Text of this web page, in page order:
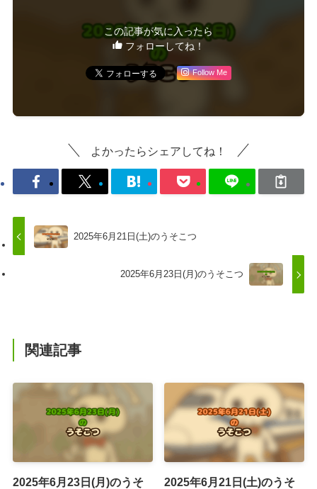
この記事が気に入ったら
フォローしてね！
Follow Me
よかったらシェアしてね！
2025年6月21日(土)のうそこつ
2025年6月23日(月)のうそこつ
関連記事
2025年6月23日(月)のうそ
2025年6月21日(土)のうそ